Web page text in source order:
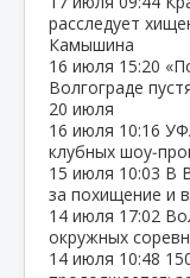
расследует
Камышина
16 июля 15:20
Волгограде
20 июля
16 июля 10:16
клубных
15 июля 10:03 В
за похищение и
14 июля 17:02
окружных
14 июля 10:48